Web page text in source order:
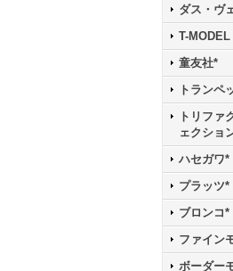
ダス・ヴ
T-MODEL
童友社*
トランペ
トリファ
ェクショ
ハセガワ*
プラッツ*
ブロンコ*
ファイン
ボーダー